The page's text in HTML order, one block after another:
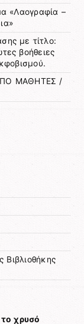
«Λαογραφία –
με τίτλο:
βοήθειες
ΜΑΘΗΤΕΣ /
Βιβλιοθήκης
χρυσό